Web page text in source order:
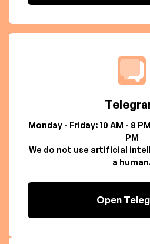
Monday - Friday: 10 AM - 8
PM
We do not use artificial
a
Open